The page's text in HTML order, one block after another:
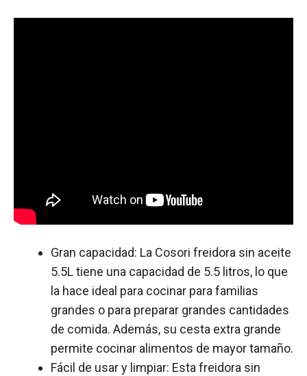
Gran capacidad: La Cosori freidora sin aceite
5.5L tiene una capacidad de 5.5 litros, lo que
la hace ideal para cocinar para familias
grandes o para preparar grandes cantidades
de comida. Además, su cesta extra grande
permite cocinar alimentos de mayor tamaño.
Fácil de usar y limpiar: Esta freidora sin